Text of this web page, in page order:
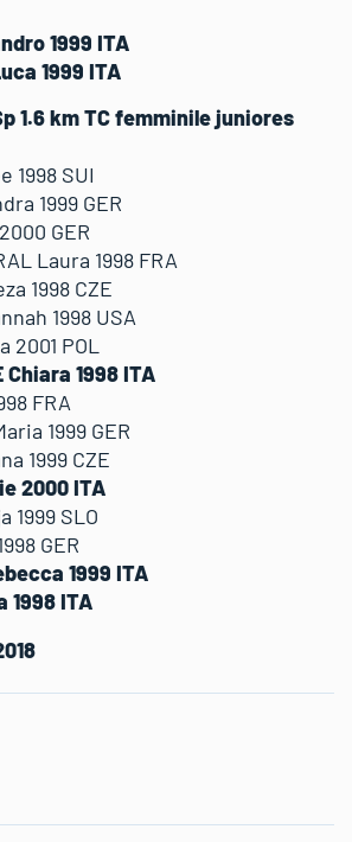
1999 ITA
1999 ITA
1.6 km TC femminile juniores
1998 SUI
1999 GER
GER
Laura 1998 FRA
1998 CZE
1998 USA
2001 POL
Chiara 1998 ITA
FRA
1999 GER
1999 CZE
2000 ITA
1999 SLO
GER
1999 ITA
1998 ITA